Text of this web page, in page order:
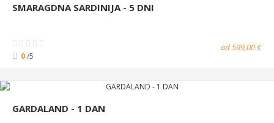
SMARAGDNA SARDINIJA - 5 DNI
0/5
od 599,00 €
GARDALAND - 1 DAN